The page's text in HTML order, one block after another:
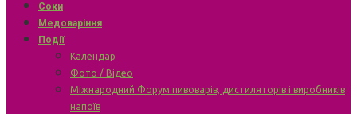
Соки
Медоваріння
Події
Календар
Фото / Відео
Міжнародний Форум пивоварів, дистиляторів і виробників
напоїв